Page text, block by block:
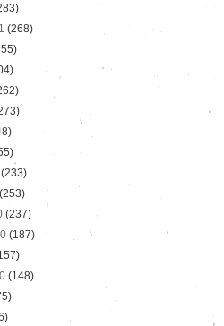
(268)
(233)
(253)
(237)
(187)
(148)